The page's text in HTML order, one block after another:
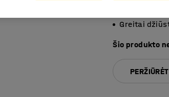
Stori
Greitai
Šio produkto